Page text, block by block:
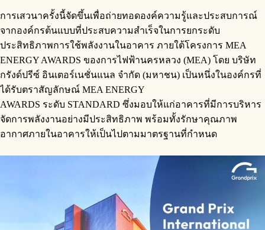
การเสวนาครั้งนี้จัดขึ้นเพื่อถ่ายทอดองค์ความรู้และประสบการณ์
จากองค์กรต้นแบบที่ประสบความสำเร็จในการยกระดับ
ประสิทธิภาพการใช้พลังงานในอาคาร ภายใต้โครงการ MEA
ENERGY AWARDS ของการไฟฟ้านครหลวง (MEA) โดย บริษัท
กรังด์ปรีซ์ อินเตอร์เนชั่นแนล จำกัด (มหาชน) เป็นหนึ่งในองค์กรที่
ได้รับตราสัญลักษณ์ MEA ENERGY
AWARDS ระดับ STANDARD ซึ่งมอบให้แก่อาคารที่มีการบริหาร
จัดการพลังงานอย่างมีประสิทธิภาพ พร้อมทั้งรักษาคุณภาพ
อากาศภายในอาคารให้เป็นไปตามมาตรฐานที่กำหนด